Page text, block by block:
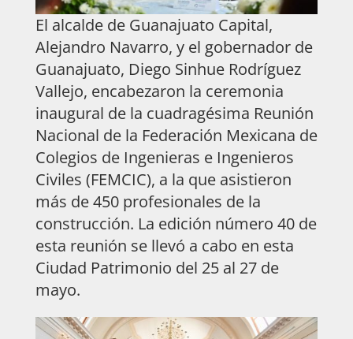
El alcalde de Guanajuato Capital,
Alejandro Navarro, y el gobernador de
Guanajuato, Diego Sinhue Rodríguez
Vallejo, encabezaron la ceremonia
inaugural de la cuadragésima Reunión
Nacional de la Federación Mexicana de
Colegios de Ingenieras e Ingenieros
Civiles (FEMCIC), a la que asistieron
más de 450 profesionales de la
construcción. La edición número 40 de
esta reunión se llevó a cabo en esta
Ciudad Patrimonio del 25 al 27 de
mayo.